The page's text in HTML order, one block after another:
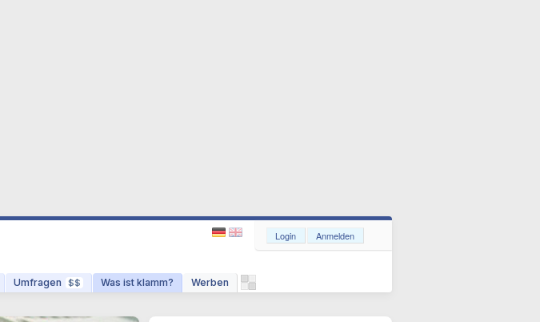
Umfragen $$ Was ist klamm? Werben
Login Anmelden